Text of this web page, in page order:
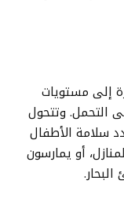
إلى مستويات
التحمل. وتتحول
سلامة الأطفال
أو يمارسون